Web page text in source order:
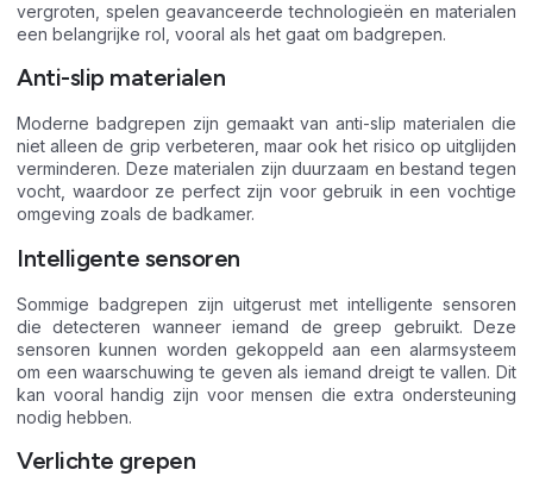
vergroten, spelen geavanceerde technologieën en materialen
een belangrijke rol, vooral als het gaat om badgrepen.
Anti-slip materialen
Moderne badgrepen zijn gemaakt van anti-slip materialen die
niet alleen de grip verbeteren, maar ook het risico op uitglijden
verminderen. Deze materialen zijn duurzaam en bestand tegen
vocht, waardoor ze perfect zijn voor gebruik in een vochtige
omgeving zoals de badkamer.
Intelligente sensoren
Sommige badgrepen zijn uitgerust met intelligente sensoren
die detecteren wanneer iemand de greep gebruikt. Deze
sensoren kunnen worden gekoppeld aan een alarmsysteem
om een waarschuwing te geven als iemand dreigt te vallen. Dit
kan vooral handig zijn voor mensen die extra ondersteuning
nodig hebben.
Verlichte grepen